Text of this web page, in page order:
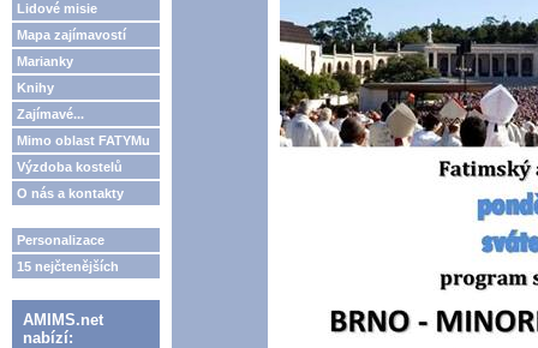
Lidové misie
Mapa zajímavostí
Marianky
Knihy
Zajímavé...
Mimo oblast FATYMu
Výzdoba kostelů
O nás a kontakty
Personalizace
15 nejčtenějších
AMIMS.net
nabízí: